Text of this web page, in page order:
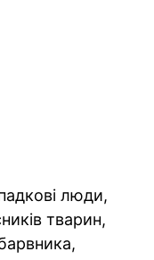
люди,
тварин,